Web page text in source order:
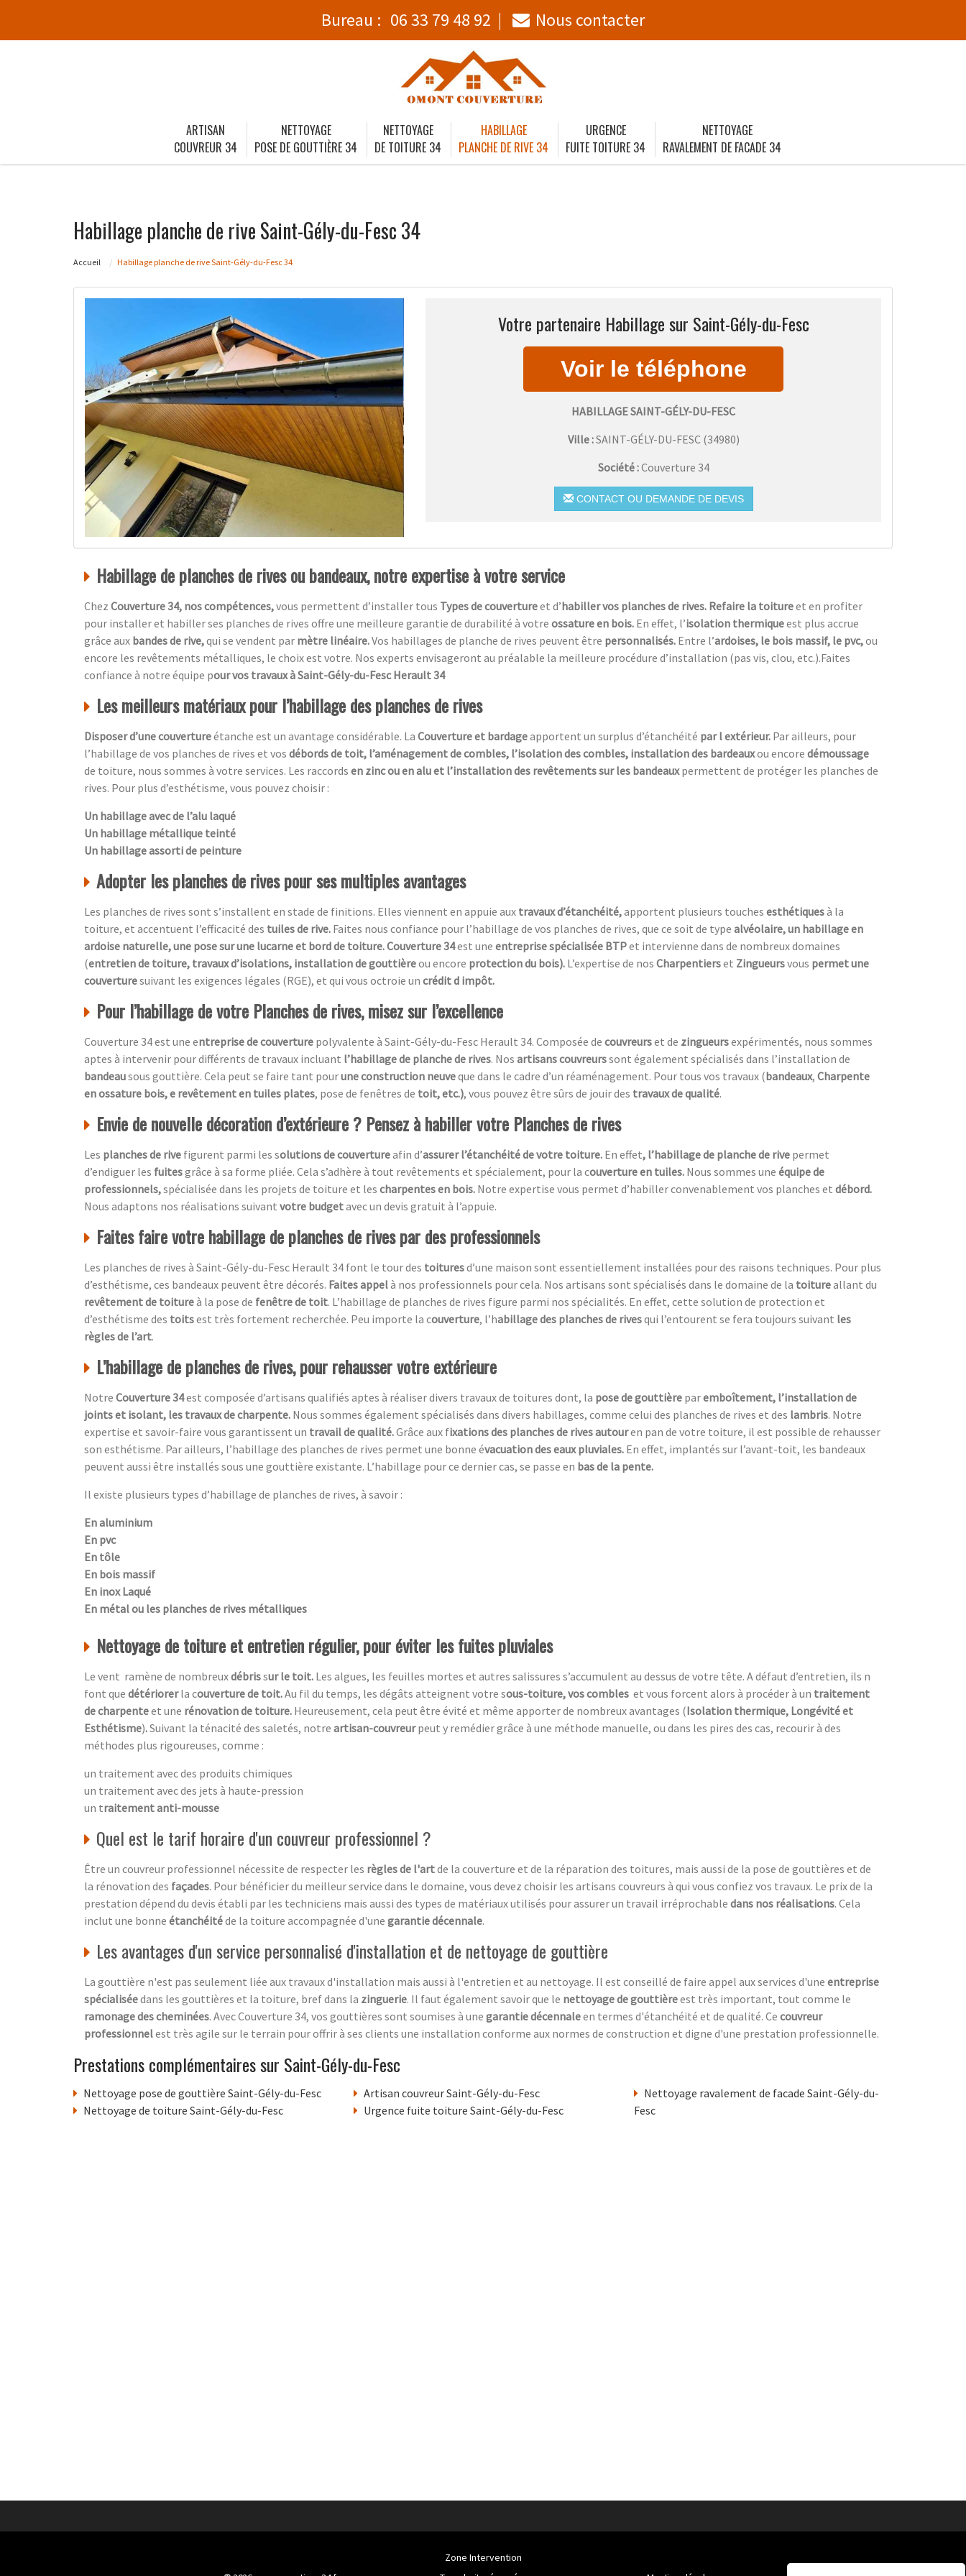
Bureau : 06 33 79 48 92 Nous contacter
ARTISAN
COUVREUR 34
NETTOYAGE
POSE DE GOUTTIÈRE 34
NETTOYAGE
DE TOITURE 34
HABILLAGE
PLANCHE DE RIVE 34
URGENCE
FUITE TOITURE 34
NETTOYAGE
RAVALEMENT DE FACADE 34
Habillage planche de rive Saint-Gély-du-Fesc 34
Accueil Habillage planche de rive Saint-Gély-du-Fesc 34
Votre partenaire Habillage sur Saint-Gély-du-Fesc
HABILLAGE SAINT-GÉLY-DU-FESC
Ville :SAINT-GÉLY-DU-FESC(34980)
Société :Couverture 34
CONTACT OU DEMANDE DE DEVIS
Habillage de planches de rives ou bandeaux, notre expertise à votre service
Chez Couverture 34, nos compétences,vous permettent d’installer tous Types de couvertureet d’habiller vos planches de rives. Refaire la toitureet en profiter
pour installer et habiller ses planches de rives offre une meilleure garantie de durabilité à votre ossature en bois. En effet, l’isolation thermiqueest plus accrue
grâce aux bandes de rive,qui se vendent par mètre linéaire.Vos habillages de planche de rives peuvent être personnalisés. Entre l’ardoises, le bois massif, le pvc,ou
encore les revêtements métalliques, le choix est votre. Nos experts envisageront au préalable la meilleure procédure d’installation (pas vis, clou, etc.).Faites
confiance à notre équipe pour vos travaux à Saint-Gély-du-Fesc Herault 34
Les meilleurs matériaux pour l’habillage des planches de rives
Disposer d’une couvertureétanche est un avantage considérable. La Couverture et bardageapportent un surplus d’étanchéité par l extérieur. Par ailleurs, pour
l’habillage de vos planches de rives et vos débords de toit, l’aménagement de combles, l’isolation des combles, installation des bardeauxou encore démoussage
de toiture, nous sommes à votre services. Les raccords en zinc ou en alu et l’installation des revêtements sur les bandeauxpermettent de protéger les planches de
rives. Pour plus d’esthétisme, vous pouvez choisir :
Un habillage avec de l’alu laqué
Un habillage métallique teinté
Un habillage assorti de peinture
Adopter les planches de rives pour ses multiples avantages
Les planches de rives sont s’installent en stade de finitions. Elles viennent en appuie aux travaux d’étanchéité,apportent plusieurs touches esthétiquesà la
toiture, et accentuent l’efficacité des tuiles de rive. Faites nous confiance pour l’habillage de vos planches de rives, que ce soit de type alvéolaire, un habillage en
ardoise naturelle, une pose sur une lucarne et bord de toiture. Couverture 34est une entreprise spécialisée BTPet intervienne dans de nombreux domaines
(entretien de toiture, travaux d’isolations, installation de gouttièreou encore protection du bois). L’expertise de nos Charpentierset Zingueursvous permet une
couverturesuivant les exigences légales (RGE), et qui vous octroie un crédit d impôt.
Pour l’habillage de votre Planches de rives, misez sur l’excellence
Couverture 34 est une entreprise de couverture polyvalente à Saint-Gély-du-Fesc Herault 34. Composée de couvreurset de zingueursexpérimentés, nous sommes
aptes à intervenir pour différents de travaux incluant l’habillage de planche de rives. Nos artisans couvreurssont également spécialisés dans l’installation de
bandeausous gouttière. Cela peut se faire tant pourune construction neuveque dans le cadre d’un réaménagement. Pour tous vos travaux (bandeaux, Charpente
en ossature bois, e revêtement en tuiles plates, pose de fenêtres de toit, etc.), vous pouvez être sûrs de jouir des travaux de qualité.
Envie de nouvelle décoration d’extérieure ? Pensez à habiller votre Planches de rives
Les planches de rive figurent parmi les solutions de couvertureafin d’assurer l’étanchéité de votre toiture. En effet, l’habillage de planche de rive permet
d’endiguer les fuitesgrâce à sa forme pliée. Cela s’adhère à tout revêtements et spécialement, pour la couverture en tuiles. Nous sommes une équipe de
professionnels,spécialisée dans les projets de toiture et les charpentes en bois. Notre expertise vous permet d’habiller convenablement vos planches et débord.
Nous adaptons nos réalisations suivant votre budgetavec un devis gratuit à l’appuie.
Faites faire votre habillage de planches de rives par des professionnels
Les planches de rives à Saint-Gély-du-Fesc Herault 34 font le tour des toituresd’une maison sont essentiellement installées pour des raisons techniques. Pour plus
d’esthétisme, ces bandeaux peuvent être décorés. Faites appelà nos professionnels pour cela. Nos artisans sont spécialisés dans le domaine de la toitureallant du
revêtement de toitureà la pose de fenêtre de toit. L’habillage de planches de rives figure parmi nos spécialités. En effet, cette solution de protection et
d’esthétisme des toitsest très fortement recherchée. Peu importe la couverture, l’habillage des planches de rivesqui l’entourent se fera toujours suivant les
règles de l’art.
L’habillage de planches de rives, pour rehausser votre extérieure
Notre Couverture 34est composée d’artisans qualifiés aptes à réaliser divers travaux de toitures dont, la pose de gouttière paremboîtement, l’installation de
joints et isolant, les travaux de charpente. Nous sommes également spécialisés dans divers habillages, comme celui des planches de rives et des lambris. Notre
expertise et savoir-faire vous garantissent un travail de qualité.Grâce aux fixations des planches de rives autouren pan de votre toiture, il est possible de rehausser
son esthétisme. Par ailleurs, l’habillage des planches de rives permet une bonne évacuation des eaux pluviales. En effet, implantés sur l’avant-toit, les bandeaux
peuvent aussi être installés sous une gouttière existante. L’habillage pour ce dernier cas, se passe en bas de la pente.
Il existe plusieurs types d’habillage de planches de rives, à savoir :
En aluminium
En pvc
En tôle
En bois massif
En inox Laqué
En métal ou les planches de rives métalliques
Nettoyage de toiture et entretien régulier, pour éviter les fuites pluviales
Le vent ramène de nombreuxdébrissur le toit. Les algues, les feuilles mortes et autres salissures s’accumulent au dessus de votre tête. A défaut d’entretien, ils n
font que détériorerla couverture de toit.Au fil du temps, les dégâts atteignent votre sous-toiture, vos combles et vous forcent alors à procéder à un traitement
de charpenteet une rénovation de toiture. Heureusement, cela peut être évité et même apporter de nombreux avantages (Isolation thermique, Longévité et
Esthétisme).Suivant la ténacité des saletés, notre artisan-couvreurpeut y remédier grâce à une méthode manuelle, ou dans les pires des cas, recourir à des
méthodes plus rigoureuses, comme :
un traitement avec des produits chimiques
un traitement avec des jets à haute-pression
un traitement anti-mousse
Quel est le tarif horaire d'un couvreur professionnel ?
Être un couvreur professionnel nécessite de respecter les règles de l'artde la couverture et de la réparation des toitures, mais aussi de la pose de gouttières et de
la rénovation des façades. Pour bénéficier du meilleur service dans le domaine, vous devez choisir les artisans couvreurs à qui vous confiez vos travaux. Le prix de la
prestation dépend du devis établi par les techniciens mais aussi des types de matériaux utilisés pour assurer un travail irréprochable dans nos réalisations. Cela
inclut une bonne étanchéitéde la toiture accompagnée d'une garantie décennale.
Les avantages d'un service personnalisé d'installation et de nettoyage de gouttière
La gouttière n'est pas seulement liée aux travaux d'installation mais aussi à l'entretien et au nettoyage. Il est conseillé de faire appel aux services d'une entreprise
spécialiséedans les gouttières et la toiture, bref dans la zinguerie. Il faut également savoir que le nettoyage de gouttièreest très important, tout comme le
ramonage des cheminées. Avec Couverture 34, vos gouttières sont soumises à une garantie décennaleen termes d'étanchéité et de qualité. Ce couvreur
professionnelest très agile sur le terrain pour offrir à ses clients une installation conforme aux normes de construction et digne d'une prestation professionnelle.
Prestations complémentaires sur Saint-Gély-du-Fesc
Nettoyage pose de gouttière Saint-Gély-du-Fesc
Nettoyage de toiture Saint-Gély-du-Fesc
Artisan couvreur Saint-Gély-du-Fesc
Urgence fuite toiture Saint-Gély-du-Fesc
Nettoyage ravalement de facade Saint-Gély-du-
Fesc
Zone Intervention